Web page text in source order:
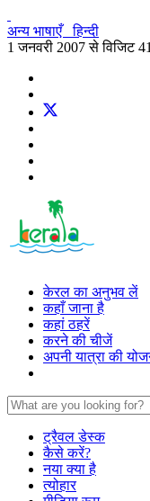
अन्य भाषाएँ हिन्दी
1 जनवरी 2007 से विजिट
केरल का अनुभव लें
कहाँ जाना है
कहां ठहरें
करने की चीजें
अपनी यात्रा की
ट्रैवल डेस्क
कैसे करें?
नया क्या है
त्योहार